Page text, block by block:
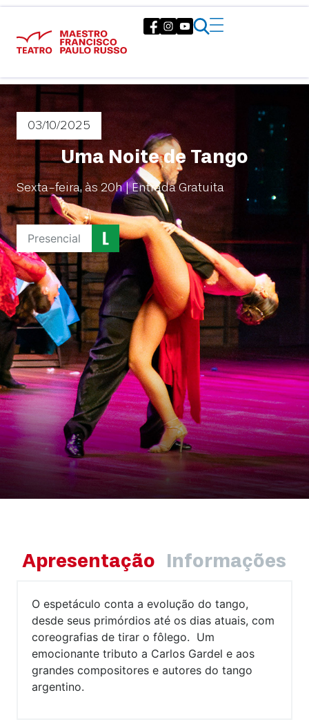
03/10/2025
Uma Noite de Tango
Sexta-feira, às 20h | Entrada Gratuita
Presencial
Apresentação Informações
O espetáculo conta a evolução do tango,
desde seus primórdios até os dias atuais, com
coreografias de tirar o fôlego. Um
emocionante tributo a Carlos Gardel e aos
grandes compositores e autores do tango
argentino.